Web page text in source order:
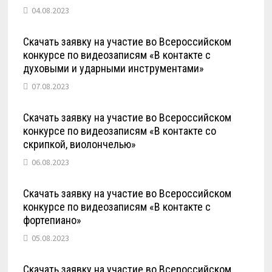
04.08.2023
Скачать заявку на участие во Всероссийском
конкурсе по видеозаписям «В контакте с
духовыми и ударными инструментами»
07.08.2023
Скачать заявку на участие во Всероссийском
конкурсе по видеозаписям «В контакте со
скрипкой, виолончелью»
06.08.2023
Скачать заявку на участие во Всероссийском
конкурсе по видеозаписям «В контакте с
фортепиано»
05.08.2023
Скачать заявку на участие во Всероссийском